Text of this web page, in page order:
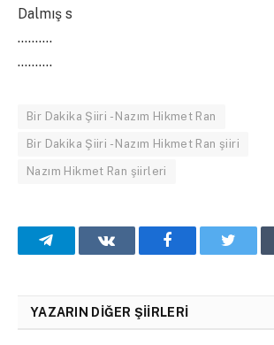
Dalmış s
……….
……….
Bir Dakika Şiiri - Nazım Hikmet Ran
Bir Dakika Şiiri - Nazım Hikmet Ran şiiri
Nazım Hikmet Ran şiirleri
TelegramVKontakteFacebookTwitter
YAZARIN DIĞER ŞIIRLERI